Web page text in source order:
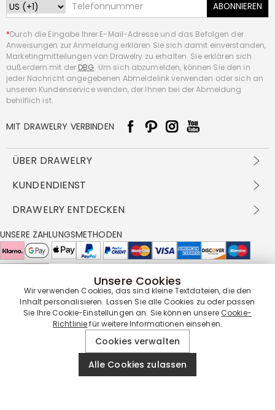
ABONNIEREN
*Durch die Eingabe Ihrer E-Mail-Adresse und das Befolgen der
Anweisungen zur Anmeldung erklären Sie sich damit einverstanden,
Marketingmitteilungen von Drawelry zu erhalten. Sie erklären sich
außerdem mit der DBG. Um sich abzumelden, können Sie den in
jeder Nachricht angegebenen Abmeldelink verwenden oder sich an
unseren Kundenservice wenden, der Ihnen bei der Abmeldung
behilflich ist.
MIT DRAWELRY VERBINDEN
ÜBER DRAWELRY
Über Uns
DBG
FAQ
Cookie-Richtlinie
KUNDENDIENST
Versandbedingungen
Rückgabe & Umtausch
Pflegehinweis
DRAWELRY ENTDECKEN
Großhandelsangebot
Drawelry Prime
Bonusprogramm
UNSERE ZAHLUNGSMETHODEN
UNSERE LIEFERPARTNER
UNSERE SERVICEGARANTIE
© 2019 - 2026DrawelryWebsite All Rights Reserved.
Unsere Cookies
Wir verwenden Cookies, das sind kleine Textdateien, die den
Inhalt personalisieren. Lassen Sie alle Cookies zu oder passen
Sie Ihre Cookie-Einstellungen an. Sie können unsereCookie-
Richtliniefür weitere Informationen einsehen.
Cookies verwalten
Alle Cookies zulassen